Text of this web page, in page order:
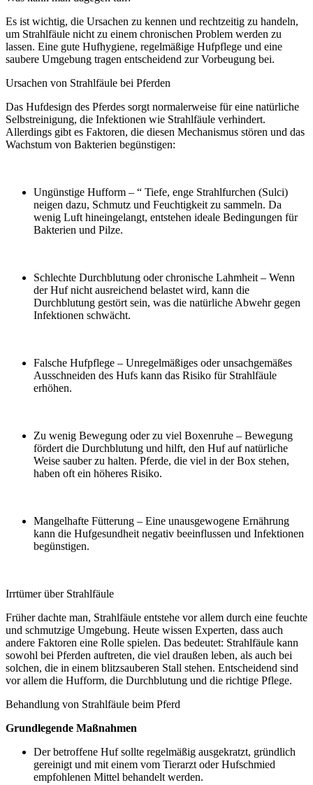
Es ist wichtig, die Ursachen zu kennen und rechtzeitig zu handeln,
um Strahlfäule nicht zu einem chronischen Problem werden zu
lassen. Eine gute Hufhygiene, regelmäßige Hufpflege und eine
saubere Umgebung tragen entscheidend zur Vorbeugung bei.
Ursachen von Strahlfäule bei Pferden
Das Hufdesign des Pferdes sorgt normalerweise für eine natürliche
Selbstreinigung, die Infektionen wie Strahlfäule verhindert.
Allerdings gibt es Faktoren, die diesen Mechanismus stören und das
Wachstum von Bakterien begünstigen:
Ungünstige Hufform – “ Tiefe, enge Strahlfurchen (Sulci)
neigen dazu, Schmutz und Feuchtigkeit zu sammeln. Da
wenig Luft hineingelangt, entstehen ideale Bedingungen für
Bakterien und Pilze.
Schlechte Durchblutung oder chronische Lahmheit – Wenn
der Huf nicht ausreichend belastet wird, kann die
Durchblutung gestört sein, was die natürliche Abwehr gegen
Infektionen schwächt.
Falsche Hufpflege – Unregelmäßiges oder unsachgemäßes
Ausschneiden des Hufs kann das Risiko für Strahlfäule
erhöhen.
Zu wenig Bewegung oder zu viel Boxenruhe – Bewegung
fördert die Durchblutung und hilft, den Huf auf natürliche
Weise sauber zu halten. Pferde, die viel in der Box stehen,
haben oft ein höheres Risiko.
Mangelhafte Fütterung – Eine unausgewogene Ernährung
kann die Hufgesundheit negativ beeinflussen und Infektionen
begünstigen.
Irrtümer über Strahlfäule
Früher dachte man, Strahlfäule entstehe vor allem durch eine feuchte
und schmutzige Umgebung. Heute wissen Experten, dass auch
andere Faktoren eine Rolle spielen. Das bedeutet: Strahlfäule kann
sowohl bei Pferden auftreten, die viel draußen leben, als auch bei
solchen, die in einem blitzsauberen Stall stehen. Entscheidend sind
vor allem die Hufform, die Durchblutung und die richtige Pflege.
Behandlung von Strahlfäule beim Pferd
Grundlegende Maßnahmen
Der betroffene Huf sollte regelmäßig ausgekratzt, gründlich
gereinigt und mit einem vom Tierarzt oder Hufschmied
empfohlenen Mittel behandelt werden.